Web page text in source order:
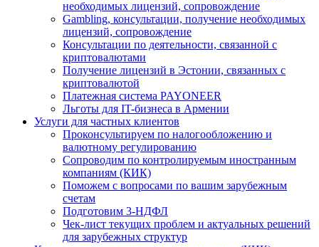
необходимых лицензий, сопровождение
Gambling, консультации, получение необходимых
лицензий, сопровождение
Консультации по деятельности, связанной с
криптовалютами
Получение лицензий в Эстонии, связанных с
криптовалютой
Платежная система PAYONEER
Льготы для IT-бизнеса в Армении
Услуги для частных клиентов
Проконсультируем по налогообложению и
валютному регулированию
Сопроводим по контролируемым иностранным
компаниям (КИК)
Поможем с вопросами по вашим зарубежным
счетам
Подготовим 3-НДФЛ
Чек-лист текущих проблем и актуальных решений
для зарубежных структур